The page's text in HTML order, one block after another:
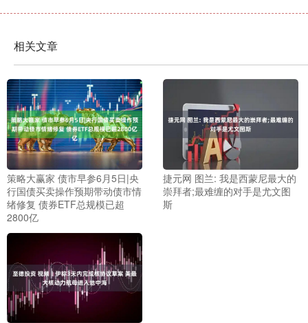
相关文章
策略大赢家 债市早参6月5日|央
行国债买卖操作预期带动债市情
绪修复 债券ETF总规模已超
2800亿
捷元网 图兰: 我是西蒙尼最大的
崇拜者;最难缠的对手是尤文图
斯